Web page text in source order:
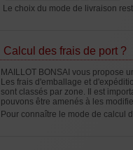
Le choix du mode de livraison
Calcul des frais de port ?
MAILLOT BONSAI vous propose
Les frais d'emballage et
sont classés par zone. Il est
pouvons être amenés à les
Pour connaître le mode de calcul